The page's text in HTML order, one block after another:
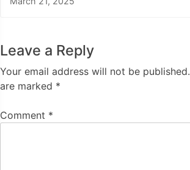
Leave a Reply
Your email address will not be published.
are marked *
Comment *